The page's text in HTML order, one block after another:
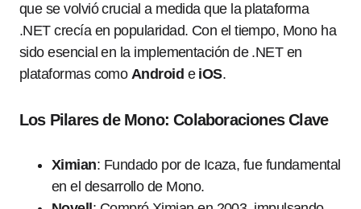
que se volvió crucial a medida que la plataforma
.NET crecía en popularidad. Con el tiempo, Mono ha
sido esencial en la implementación de .NET en
plataformas como Android e iOS.
Los Pilares de Mono: Colaboraciones Clave
Ximian: Fundado por de Icaza, fue fundamental
en el desarrollo de Mono.